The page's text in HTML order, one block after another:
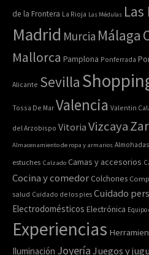
de la Frontera La Rioja Las Médulas Las
Madrid Murcia Málaga
Mallorca Pamplona Ponferrada
Alicante Sevilla
Tossa De Mar Valencia Valentin
del Arzobispo Vitoria Vizcaya
Almacenamiento de ropa y armarios Almohadas
estuches Calzado Camas y accesorios
Cocina y comedor Colchones
salud Cuidado de los pies Cuidado
Electrodomésticos Electrónica Equipo
Experiencias
Iluminación Joyería Juegos y